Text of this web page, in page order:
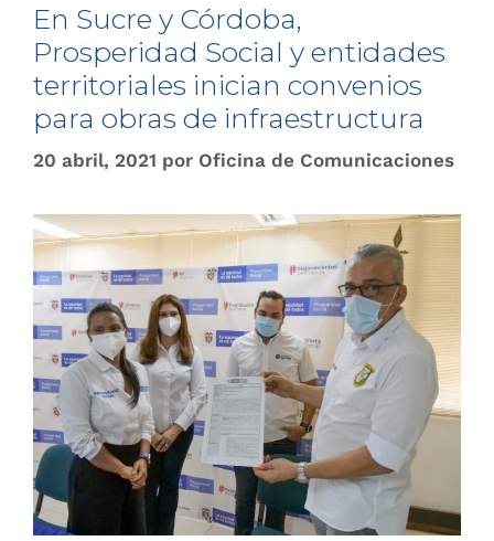
En Sucre y Córdoba,
Prosperidad Social y entidades
territoriales inician convenios
para obras de infraestructura
20 abril, 2021 por Oficina de Comunicaciones